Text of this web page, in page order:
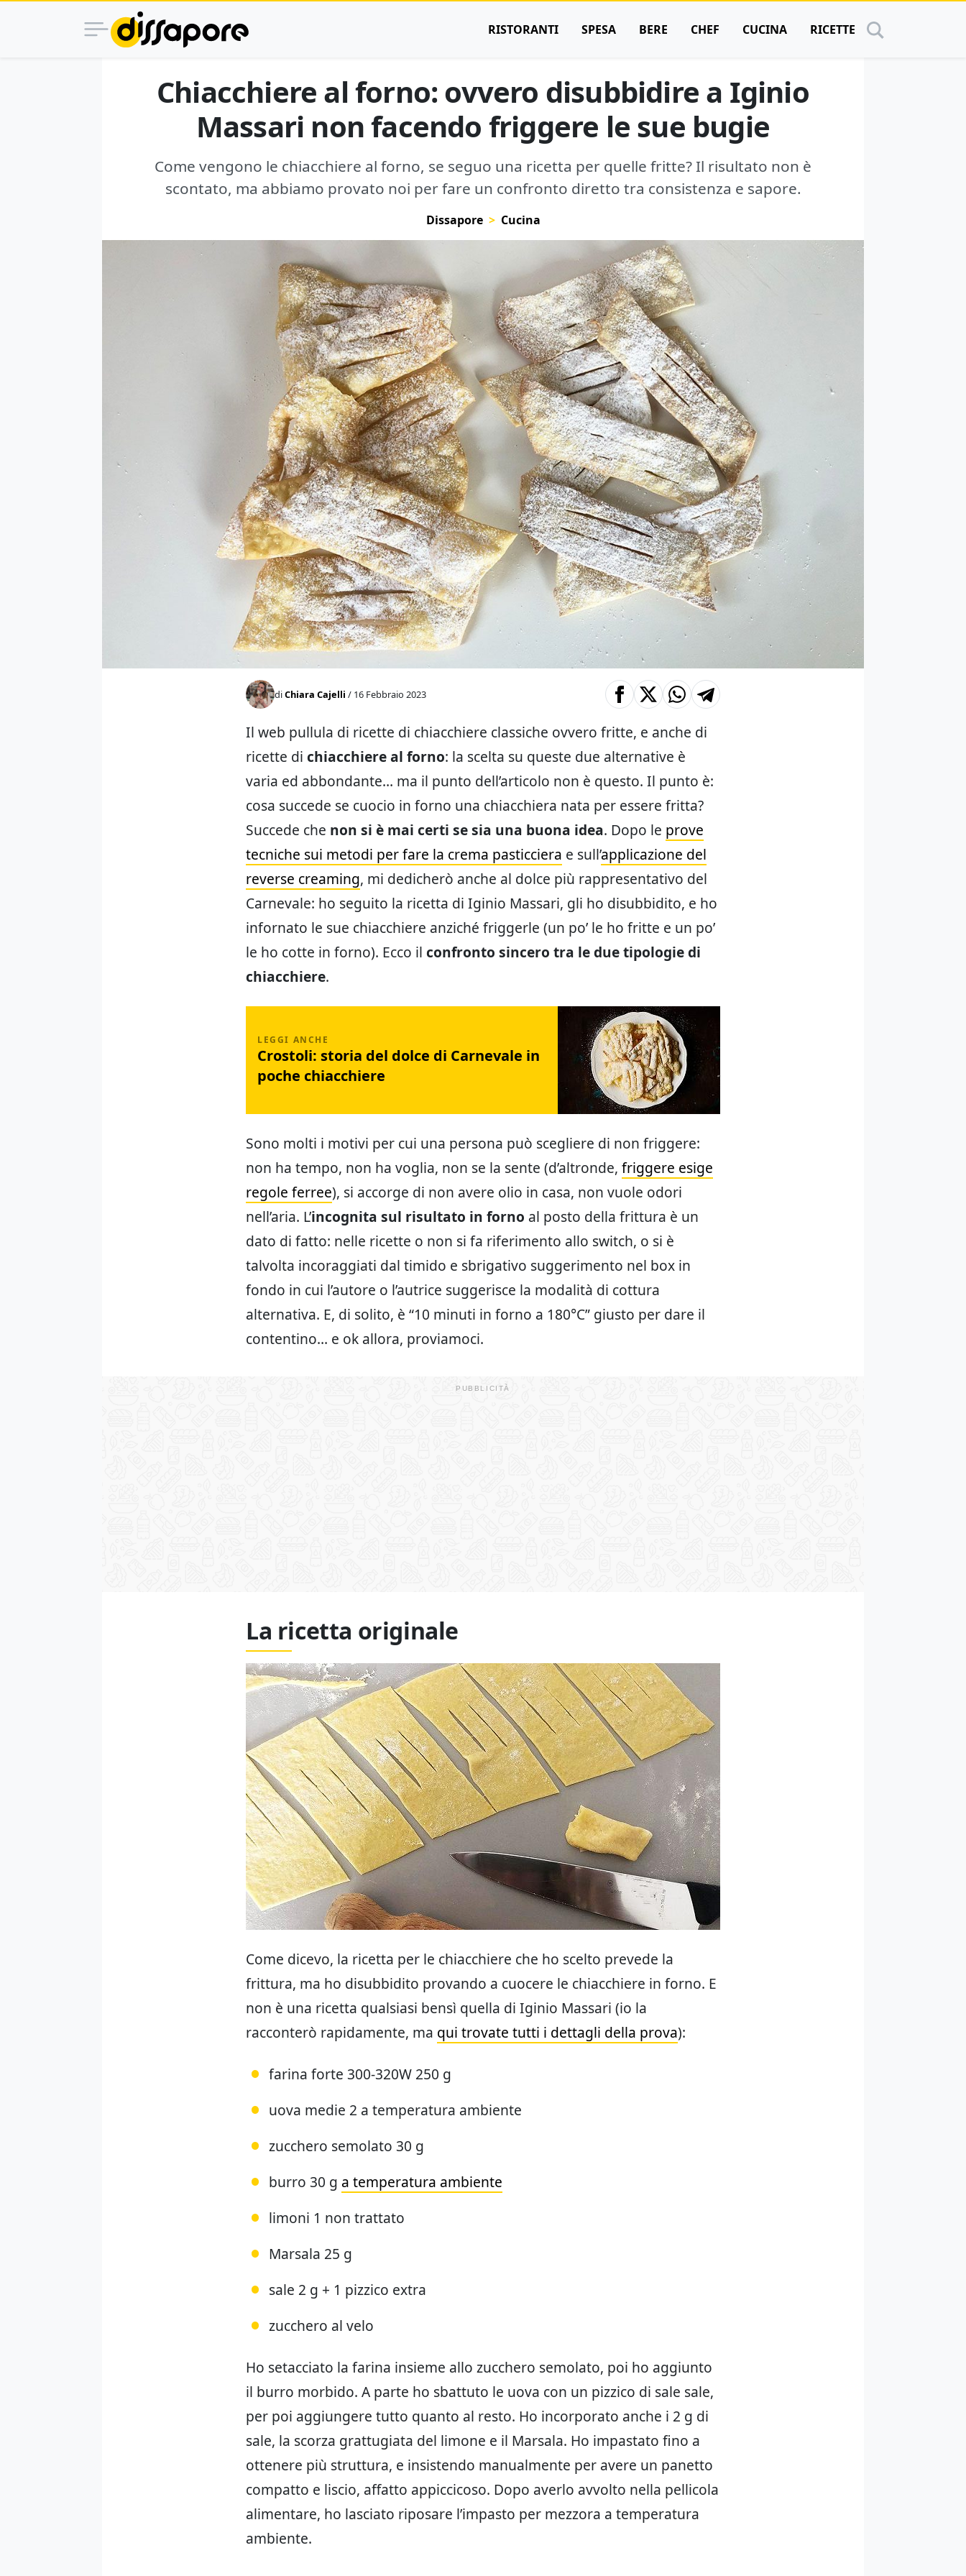
RISTORANTI SPESA BERE CHEF CUCINA RICETTE
Chiacchiere al forno: ovvero disubbidire a Iginio
Massari non facendo friggere le sue bugie
Come vengono le chiacchiere al forno, se seguo una ricetta per quelle fritte? Il risultato non è
scontato, ma abbiamo provato noi per fare un confronto diretto tra consistenza e sapore.
Dissapore Cucina
diChiara Cajelli / 16 Febbraio 2023
Il web pullula di ricette di chiacchiere classiche ovvero fritte, e anche di
ricette di chiacchiere al forno: la scelta su queste due alternative è
varia ed abbondante… ma il punto dell’articolo non è questo. Il punto è:
cosa succede se cuocio in forno una chiacchiera nata per essere fritta?
Succede che non si è mai certi se sia una buona idea. Dopo le prove
tecniche sui metodi per fare la crema pasticciera e sull’applicazione del
reverse creaming, mi dedicherò anche al dolce più rappresentativo del
Carnevale: ho seguito la ricetta di Iginio Massari, gli ho disubbidito, e ho
infornato le sue chiacchiere anziché friggerle (un po’ le ho fritte e un po’
le ho cotte in forno). Ecco il confronto sincero tra le due tipologie di
chiacchiere.
Crostoli: storia del dolce di Carnevale in
poche chiacchiere
Sono molti i motivi per cui una persona può scegliere di non friggere:
non ha tempo, non ha voglia, non se la sente (d’altronde, friggere esige
regole ferree), si accorge di non avere olio in casa, non vuole odori
nell’aria. L’incognita sul risultato in forno al posto della frittura è un
dato di fatto: nelle ricette o non si fa riferimento allo switch, o si è
talvolta incoraggiati dal timido e sbrigativo suggerimento nel box in
fondo in cui l’autore o l’autrice suggerisce la modalità di cottura
alternativa. E, di solito, è “10 minuti in forno a 180°C” giusto per dare il
contentino… e ok allora, proviamoci.
La ricetta originale
Come dicevo, la ricetta per le chiacchiere che ho scelto prevede la
frittura, ma ho disubbidito provando a cuocere le chiacchiere in forno. E
non è una ricetta qualsiasi bensì quella di Iginio Massari (io la
racconterò rapidamente, ma qui trovate tutti i dettagli della prova):
farina forte 300-320W 250 g
uova medie 2 a temperatura ambiente
zucchero semolato 30 g
burro 30 g a temperatura ambiente
limoni 1 non trattato
Marsala 25 g
sale 2 g + 1 pizzico extra
zucchero al velo
Ho setacciato la farina insieme allo zucchero semolato, poi ho aggiunto
il burro morbido. A parte ho sbattuto le uova con un pizzico di sale sale,
per poi aggiungere tutto quanto al resto. Ho incorporato anche i 2 g di
sale, la scorza grattugiata del limone e il Marsala. Ho impastato fino a
ottenere più struttura, e insistendo manualmente per avere un panetto
compatto e liscio, affatto appiccicoso. Dopo averlo avvolto nella pellicola
alimentare, ho lasciato riposare l’impasto per mezzora a temperatura
ambiente.